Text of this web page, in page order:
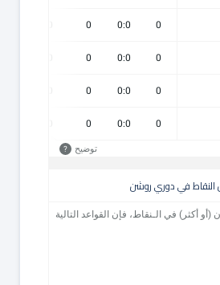
0
0:0
0
0
0:0
0
0
0:0
0
0
0:0
0
توضيح ?
النقاط في دوري روشن
(أو أكثر) في الـنقاط، فإن القواعد التالية